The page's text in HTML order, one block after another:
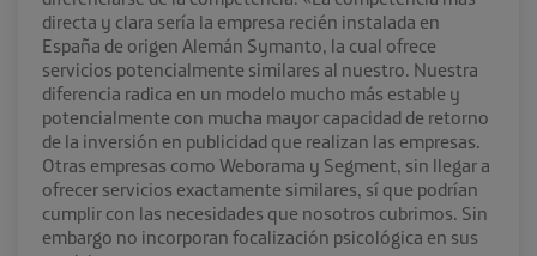
directa y clara sería la empresa recién instalada en
España de origen Alemán Symanto, la cual ofrece
servicios potencialmente similares al nuestro. Nuestra
diferencia radica en un modelo mucho más estable y
potencialmente con mucha mayor capacidad de retorno
de la inversión en publicidad que realizan las empresas.
Otras empresas como Weborama y Segment, sin llegar a
ofrecer servicios exactamente similares, sí que podrían
cumplir con las necesidades que nosotros cubrimos. Sin
embargo no incorporan focalización psicológica en sus